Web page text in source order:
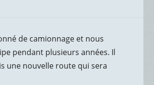
de camionnage et nous
pendant plusieurs années. Il
une nouvelle route qui sera